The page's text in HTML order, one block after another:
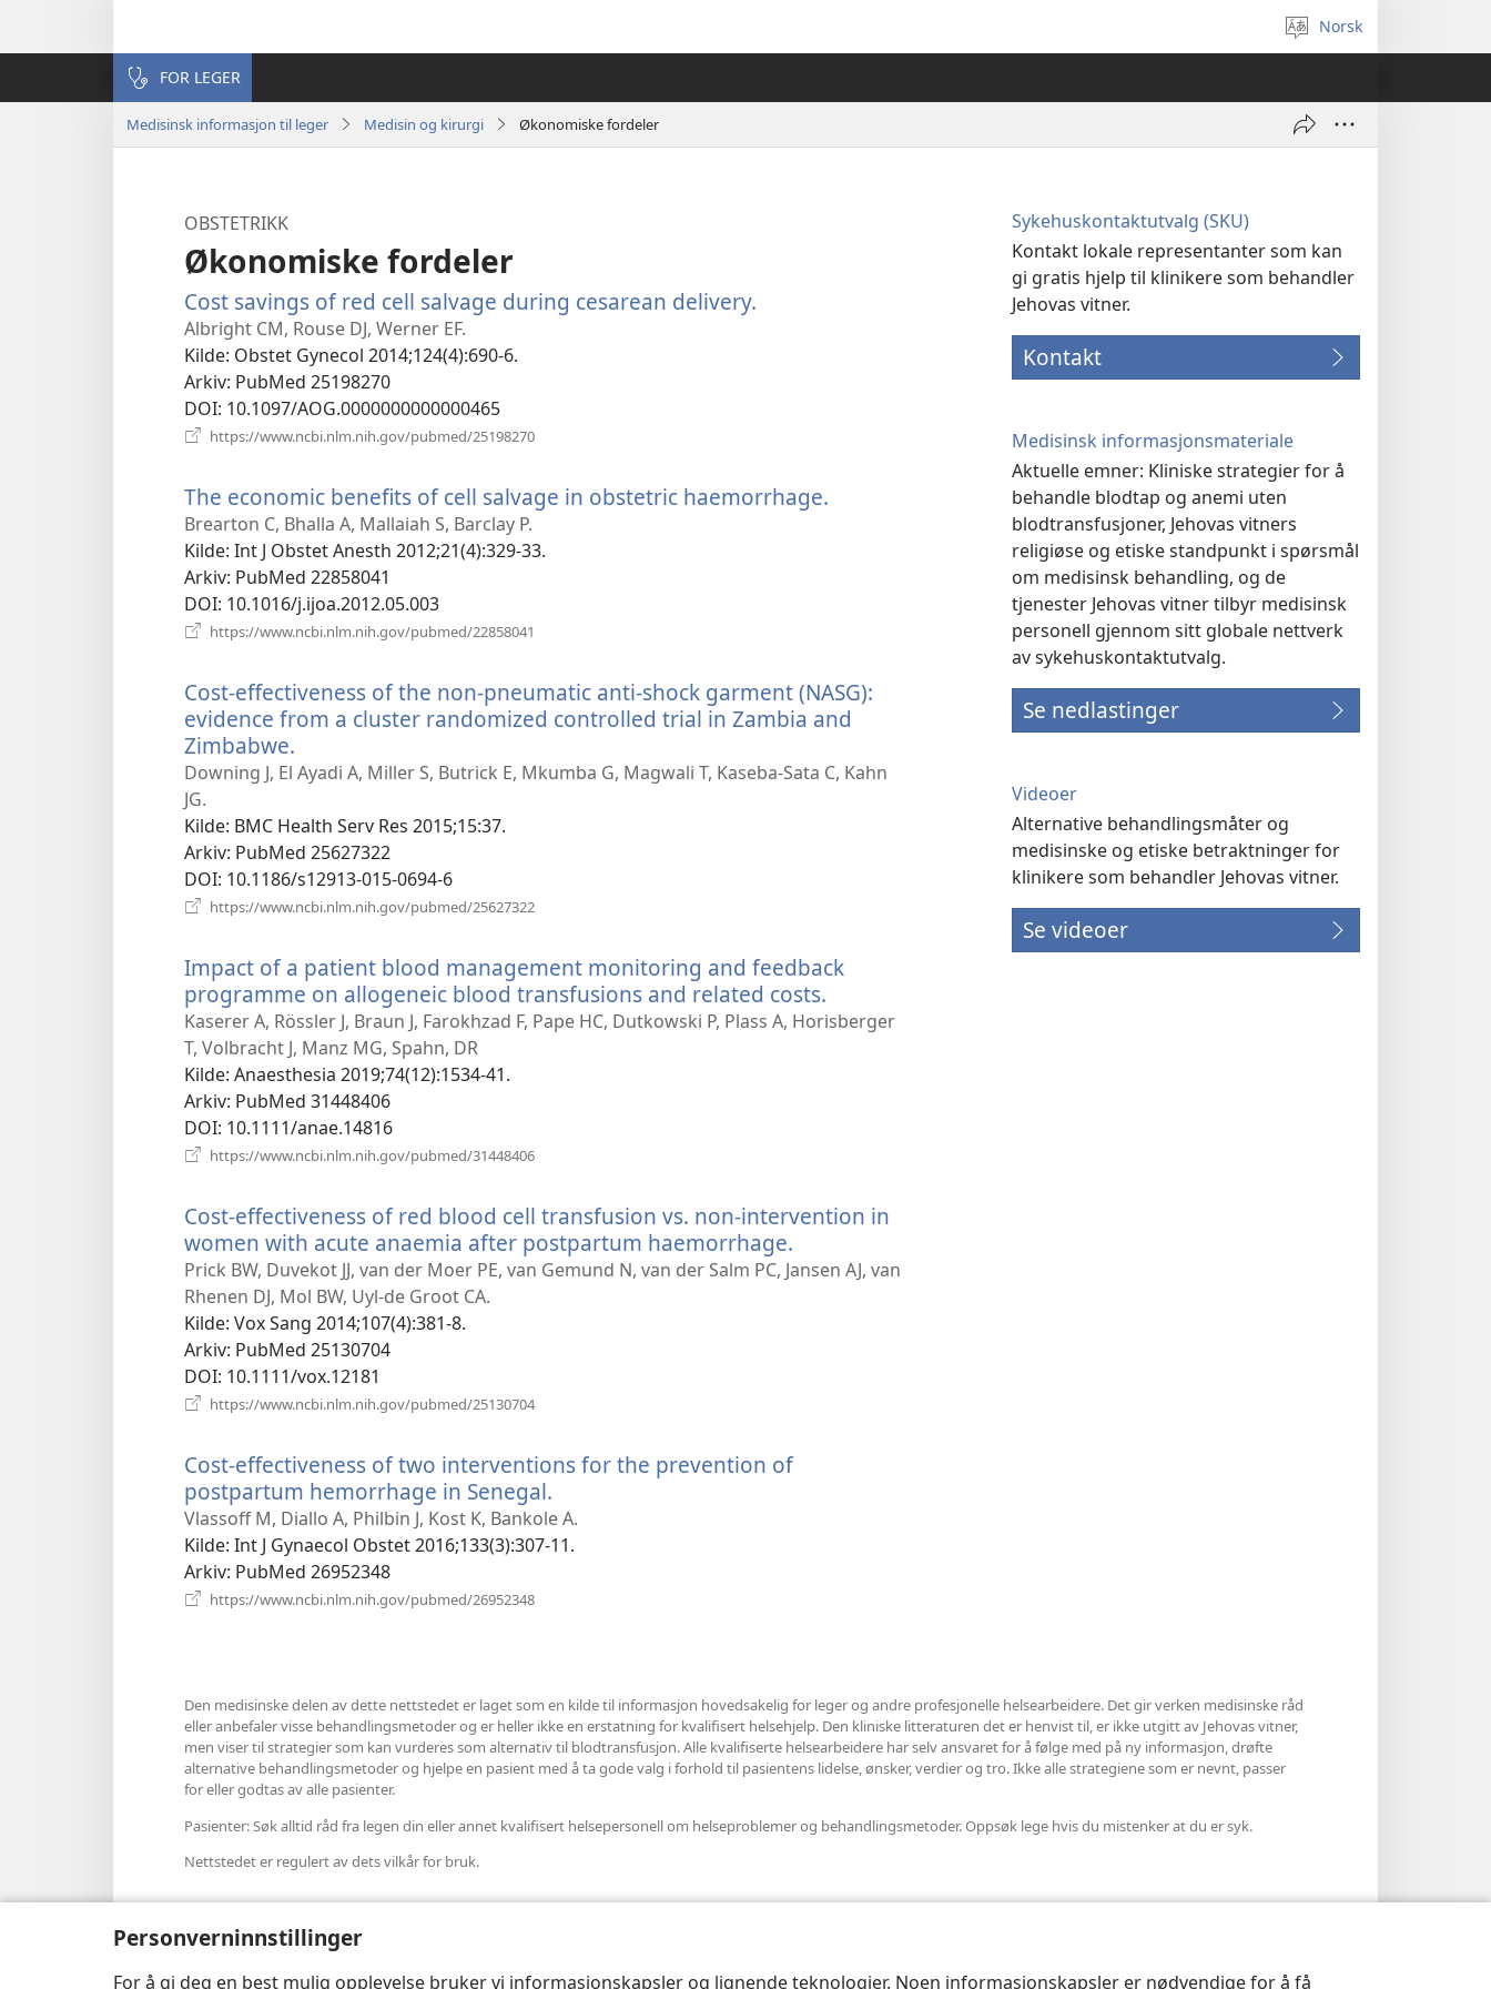
Personverninnstillinger
For å gi deg en best mulig opplevelse bruker vi informasjonskapsler og lignende teknologier. Noen informasjonskapsler er nødvendige for å få
Velg
språk
Norsk
FOR LEGER
Medisinsk informasjon til leger Medisin og kirurgi Økonomiske fordeler
OBSTETRIKK
Økonomiske fordeler
Cost savings of red cell salvage during cesarean delivery.
Albright CM, Rouse DJ, Werner EF.
Kilde‎: Obstet Gynecol 2014;124(4):690-6.
Arkiv‎: PubMed 25198270
DOI‎: 10.1097/AOG.0000000000000465
https://www.ncbi.nlm.nih.gov/pubmed/25198270
The economic benefits of cell salvage in obstetric haemorrhage.
Brearton C, Bhalla A, Mallaiah S, Barclay P.
Kilde‎: Int J Obstet Anesth 2012;21(4):329-33.
Arkiv‎: PubMed 22858041
DOI‎: 10.1016/j.ijoa.2012.05.003
https://www.ncbi.nlm.nih.gov/pubmed/22858041
Cost-effectiveness of the non-pneumatic anti-shock garment (NASG):
evidence from a cluster randomized controlled trial in Zambia and
Zimbabwe.
nytt
Downing J, El Ayadi A, Miller S, Butrick E, Mkumba G, Magwali T, Kaseba-Sata C, Kahn
JG.
Kilde‎: BMC Health Serv Res 2015;15:37.
Arkiv‎: PubMed 25627322
DOI‎: 10.1186/s12913-015-0694-6
https://www.ncbi.nlm.nih.gov/pubmed/25627322
Impact of a patient blood management monitoring and feedback
programme on allogeneic blood transfusions and related costs.
nytt
Kaserer A, Rössler J, Braun J, Farokhzad F, Pape HC, Dutkowski P, Plass A, Horisberger
T, Volbracht J, Manz MG, Spahn, DR
Kilde‎: Anaesthesia 2019;74(12):1534-41.
Arkiv‎: PubMed 31448406
DOI‎: 10.1111/anae.14816
https://www.ncbi.nlm.nih.gov/pubmed/31448406
Cost-effectiveness of red blood cell transfusion vs. non-intervention in
women with acute anaemia after postpartum haemorrhage.
nytt
Prick BW, Duvekot JJ, van der Moer PE, van Gemund N, van der Salm PC, Jansen AJ, van
Rhenen DJ, Mol BW, Uyl-de Groot CA.
Kilde‎: Vox Sang 2014;107(4):381-8.
Arkiv‎: PubMed 25130704
DOI‎: 10.1111/vox.12181
https://www.ncbi.nlm.nih.gov/pubmed/25130704
Cost-effectiveness of two interventions for the prevention of
postpartum hemorrhage in Senegal.
nytt
vindu)
Vlassoff M, Diallo A, Philbin J, Kost K, Bankole A.
Kilde‎: Int J Gynaecol Obstet 2016;133(3):307-11.
Arkiv‎: PubMed 26952348
https://www.ncbi.nlm.nih.gov/pubmed/26952348
Sykehuskontaktutvalg (SKU)
Kontakt lokale representanter som kan
gi gratis hjelp til klinikere som behandler
Jehovas vitner.
Kontakt
Medisinsk informasjonsmateriale
Aktuelle emner: Kliniske strategier for å
behandle blodtap og anemi uten
blodtransfusjoner, Jehovas vitners
religiøse og etiske standpunkt i spørsmål
om medisinsk behandling, og de
tjenester Jehovas vitner tilbyr medisinsk
personell gjennom sitt globale nettverk
av sykehuskontaktutvalg.
Se nedlastinger
Videoer
Alternative behandlingsmåter og
medisinske og etiske betraktninger for
klinikere som behandler Jehovas vitner.
Se videoer
Den medisinske delen av dette nettstedet er laget som en kilde til informasjon hovedsakelig for leger og andre profesjonelle helsearbeidere. Det gir verken medisinske råd
eller anbefaler visse behandlingsmetoder og er heller ikke en erstatning for kvalifisert helsehjelp. Den kliniske litteraturen det er henvist til, er ikke utgitt av Jehovas vitner,
men viser til strategier som kan vurderes som alternativ til blodtransfusjon. Alle kvalifiserte helsearbeidere har selv ansvaret for å følge med på ny informasjon, drøfte
alternative behandlingsmetoder og hjelpe en pasient med å ta gode valg i forhold til pasientens lidelse, ønsker, verdier og tro. Ikke alle strategiene som er nevnt, passer
for eller godtas av alle pasienter.
Pasienter: Søk alltid råd fra legen din eller annet kvalifisert helsepersonell om helseproblemer og behandlingsmetoder. Oppsøk lege hvis du mistenker at du er syk.
Nettstedet er regulert av dets vilkår for bruk.